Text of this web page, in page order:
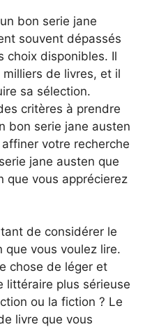
bon serie jane
souvent dépassés
choix disponibles. Il
de livres, et il
sa sélection.
critères à prendre
bon serie jane austen
votre recherche
jane austen que
que vous apprécierez
de considérer le
que vous voulez lire.
chose de léger et
littéraire plus sérieuse
ou la fiction ? Le
livre que vous